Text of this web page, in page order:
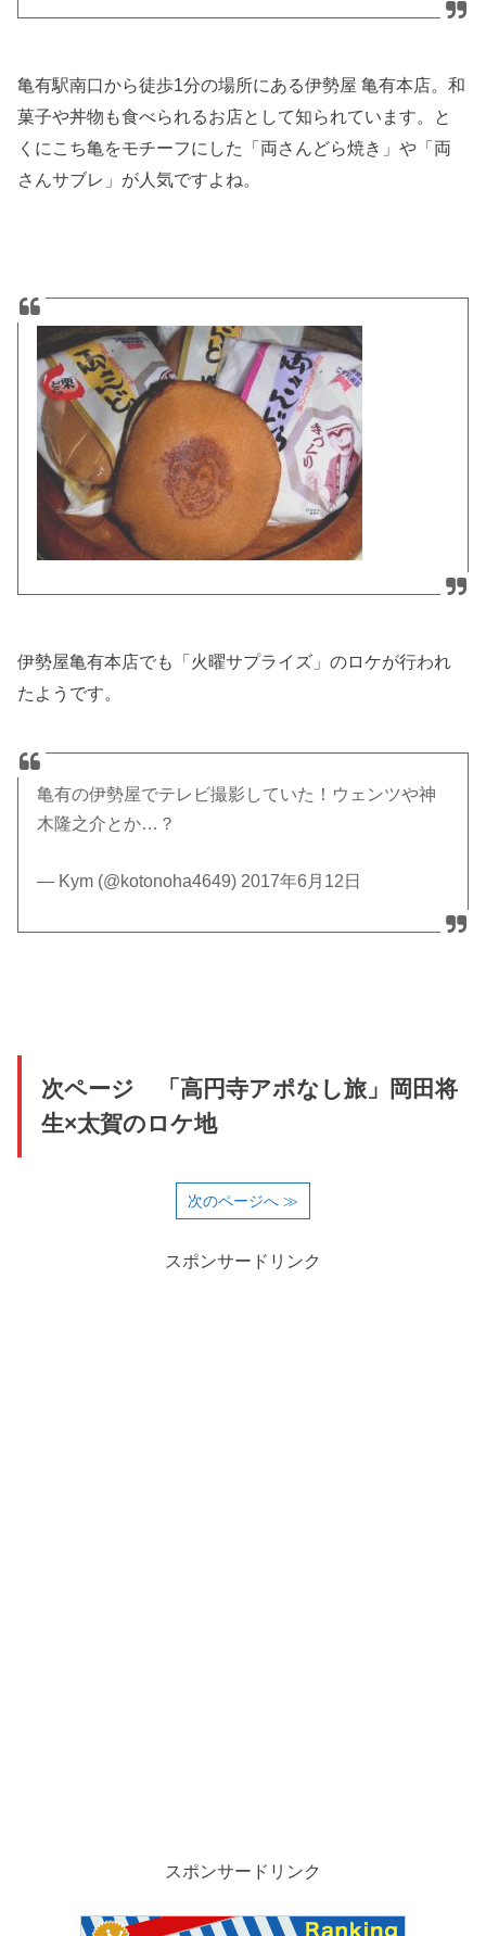
亀有駅南口から徒歩1分の場所にある伊勢屋 亀有本店。和
菓子や丼物も食べられるお店として知られています。と
くにこち亀をモチーフにした
「両さんどら焼き」や「両
さんサブレ」が人気ですよね。
伊勢屋亀有本店でも「火曜サプライズ」のロケが行われ
たようです。
亀有の伊勢屋でテレビ撮影していた！ウェンツや神
木隆之介とか…？
— Kym (@kotonoha4649) 2017年6月12日
次ページ 「高円寺アポなし旅」岡田将
生×太賀のロケ地
次のページへ ≫
スポンサードリンク
スポンサードリンク